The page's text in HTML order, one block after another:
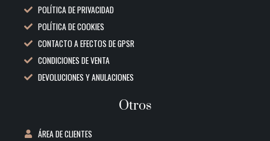
POLÍTICA DE PRIVACIDAD
POLÍTICA DE COOKIES
CONTACTO A EFECTOS DE GPSR
CONDICIONES DE VENTA
DEVOLUCIONES Y ANULACIONES
Otros
ÁREA DE CLIENTES